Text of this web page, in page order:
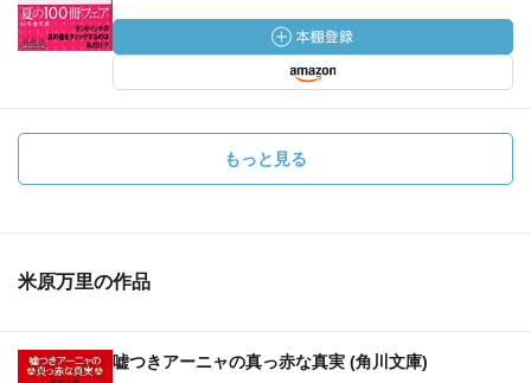
もっと見る
米原万里の作品
嘘つきアーニャの真っ赤な真実 (角川文庫)